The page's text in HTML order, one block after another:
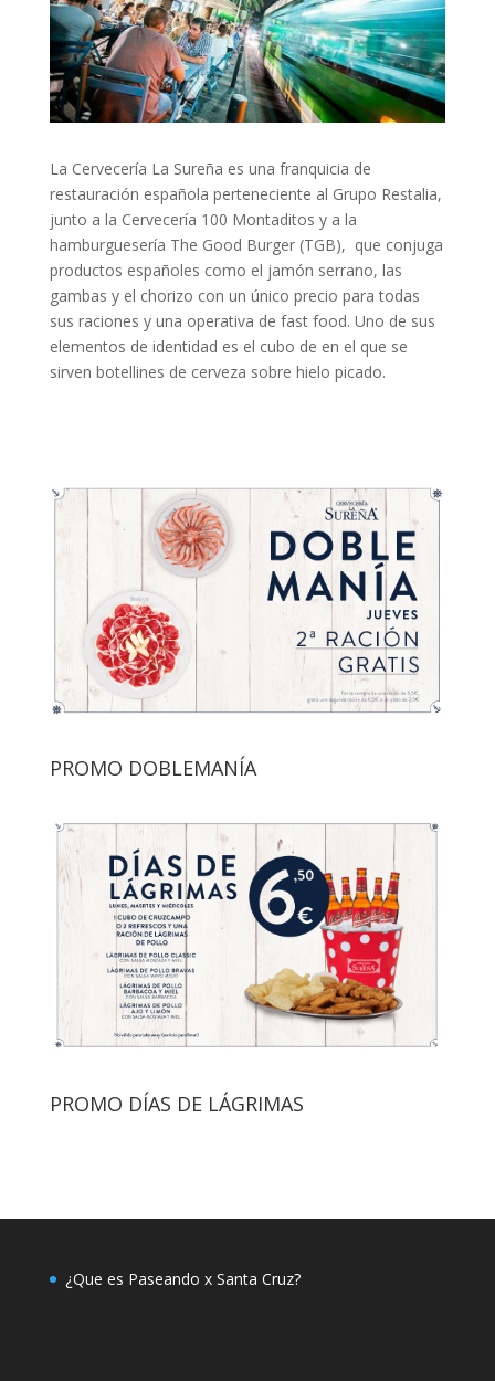
La Cervecería La Sureña es una franquicia de
restauración española perteneciente al Grupo Restalia,
junto a la Cervecería 100 Montaditos y a la
hamburguesería The Good Burger (TGB), que conjuga
productos españoles como el jamón serrano, las
gambas y el chorizo con un único precio para todas
sus raciones y una operativa de fast food. Uno de sus
elementos de identidad es el cubo de en el que se
sirven botellines de cerveza sobre hielo picado.
PROMO DOBLEMANÍA
PROMO DÍAS DE LÁGRIMAS
¿Que es Paseando x Santa Cruz?